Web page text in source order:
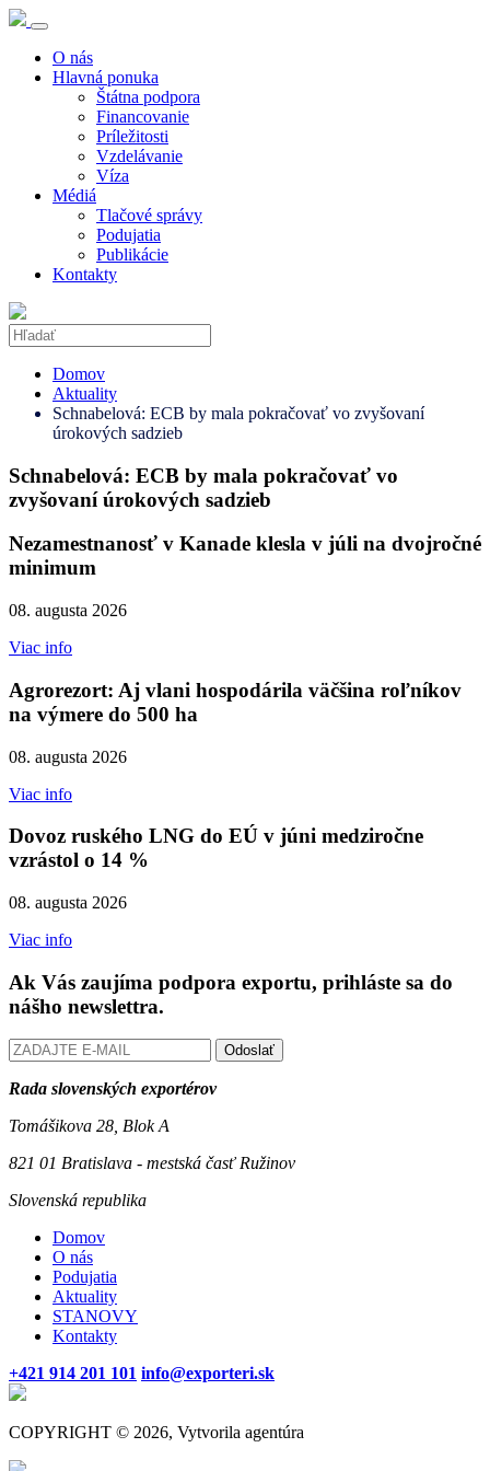
O nás
Hlavná ponuka
Štátna podpora
Financovanie
Príležitosti
Vzdelávanie
Víza
Médiá
Tlačové správy
Podujatia
Publikácie
Kontakty
Domov
Aktuality
Schnabelová: ECB by mala pokračovať vo zvyšovaní
úrokových sadzieb
Schnabelová: ECB by mala pokračovať vo
zvyšovaní úrokových sadzieb
Nezamestnanosť v Kanade klesla v júli na dvojročné
minimum
08. augusta 2026
Viac info
Agrorezort: Aj vlani hospodárila väčšina roľníkov
na výmere do 500 ha
08. augusta 2026
Viac info
Dovoz ruského LNG do EÚ v júni medziročne
vzrástol o 14 %
08. augusta 2026
Viac info
Ak Vás zaujíma podpora exportu, prihláste sa do
nášho newslettra.
Odoslať
Rada slovenských exportérov
Tomášikova 28, Blok A
821 01 Bratislava - mestská časť Ružinov
Slovenská republika
Domov
O nás
Podujatia
Aktuality
STANOVY
Kontakty
+421 914 201 101 info@exporteri.sk
COPYRIGHT © 2026, Vytvorila agentúra